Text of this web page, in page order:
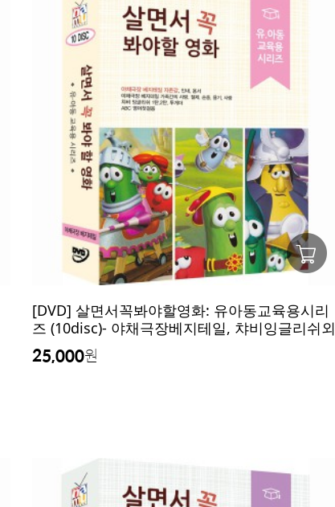
[DVD] 살면서꼭봐야할영화: 유아동교육용시리
즈 (10disc)- 야채극장베지테일, 챠비잉글리쉬외
25,000원